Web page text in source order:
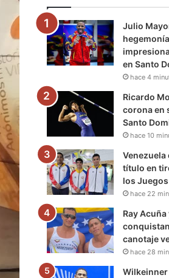
o
k
r
e
Julio
en Santo
hace 4
Ricardo
corona en
Santo
hace 10
título en
los
hace 22
Ray
canotaje
hace 28
Wilkeinner